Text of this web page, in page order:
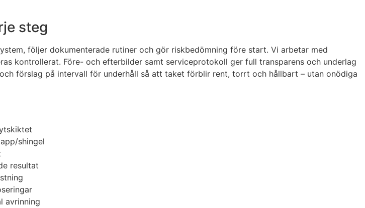
steg
följer dokumenterade rutiner och gör riskbedömning före start. Vi arbetar med
kontrollerat. Före- och efterbilder samt serviceprotokoll ger full transparens och underlag
förslag på intervall för underhåll så att taket förblir rent, torrt och hållbart – utan onödiga
shingel
resultat
avrinning